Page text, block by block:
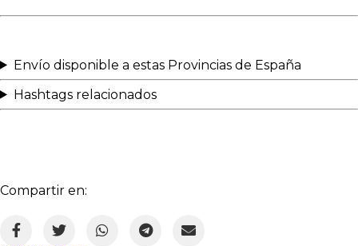
Envío disponible a estas Provincias de España
Hashtags relacionados
Compartir en: